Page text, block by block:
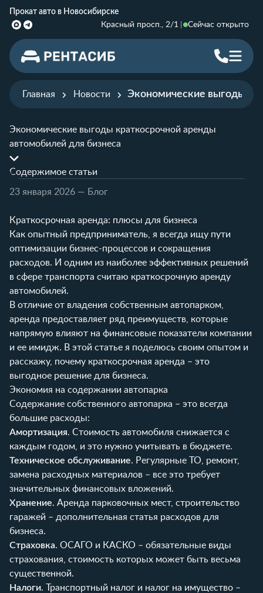
Прокат авто в Новосибирске
Красный просп., 2/1
Сейчас открыто
Главная Новости Экономические выгоды
Экономические выгоды краткосрочной аренды
автомобилей для бизнеса
Содержимое статьи
23 января 2026 — Блог
Краткосрочная аренда: плюсы для бизнеса
Как опытный предприниматель, я всегда ищу пути
оптимизации бизнес-процессов и сокращения
расходов. И одним из наиболее эффективных решений
в сфере транспорта считаю краткосрочную аренду
автомобилей.
В отличие от владения собственным автопарком,
аренда предоставляет ряд преимуществ, которые
напрямую влияют на финансовые показатели компании
и ее имидж. В этой статье я поделюсь своим опытом и
расскажу, почему краткосрочная аренда – это
выгодное решение для бизнеса.
Экономия на содержании автопарка
Содержание собственного автопарка – это всегда
большие расходы:
Амортизация. Стоимость автомобиля снижается с
каждым годом, и это нужно учитывать в бюджете.
Техническое обслуживание. Регулярные ТО, ремонт,
замена расходных материалов – все это требует
значительных финансовых вложений.
Хранение. Аренда парковочных мест, строительство
гаражей – дополнительная статья расходов для
бизнеса.
Страховка. ОСАГО и КАСКО – обязательные виды
страхования, стоимость которых может быть весьма
существенной.
Налоги. Транспортный налог и налог на имущество –